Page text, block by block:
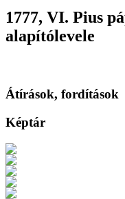
1777, VI. Pius
alapítólevele
Átírások, fordítások
Képtár